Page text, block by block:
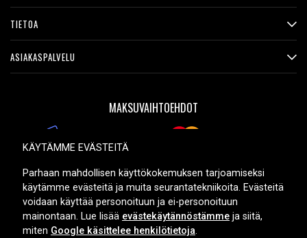
TIETOA
ASIAKASPALVELU
MAKSUVAIHTOEHDOT
TOIMITUSVAIHTOEHDOT
KÄYTÄMME EVÄSTEITÄ
Parhaan mahdollisen käyttökokemuksen tarjoamiseksi
käytämme evästeitä ja muita seurantatekniikoita. Evästeitä
voidaan käyttää personoituun ja ei-personoituun
mainontaan. Lue lisää evästekäytännöstämme ja siitä,
miten Google käsittelee henkilötietoja.